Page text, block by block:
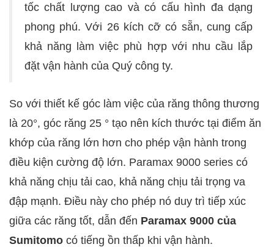
tốc chất lượng cao và có cấu hình đa dạng
phong phú. Với 26 kích cỡ có sẵn, cung cấp
khả năng làm việc phù hợp với nhu cầu lắp
đặt vận hành của Quý công ty.
So với thiết kế góc làm việc của răng thông thương
là 20°, góc răng 25 ° tạo nên kích thước tại điểm ăn
khớp của răng lớn hơn cho phép vận hành trong
điều kiện cường độ lớn. Paramax 9000 series có
khả năng chịu tải cao, khả năng chịu tải trọng va
đập mạnh. Điều này cho phép nó duy trì tiếp xúc
giữa các răng tốt, dẫn đến Paramax 9000 của
Sumitomo có tiếng ồn thấp khi vận hành.